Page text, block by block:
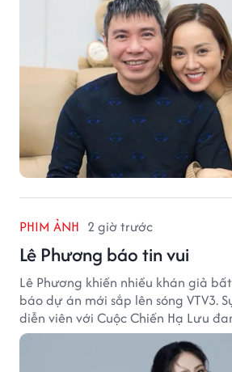
PHIM ẢNH 2 giờ trước
Lê Phương báo tin vui
Lê Phương khiến nhiều khán giả
báo dự án mới sắp lên sóng VTV3.
diễn viên với Cuộc Chiến Hạ Lưu
nhiều sự quan tâm.